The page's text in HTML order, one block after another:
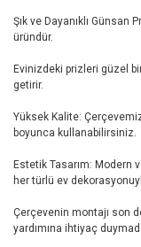
Şık ve Dayanıklı
üründür.
Evinizdeki prizleri güzel
getirir.
Yüksek Kalite:
boyunca kullanabilirsiniz.
Estetik Tasarım: Modern
her türlü ev
Çerçevenin montajı son
yardımına ihtiyaç